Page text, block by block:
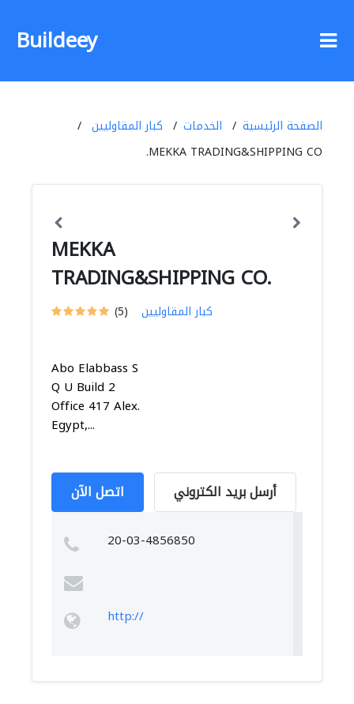
Buildeey
الصفحة الرئيسية الخدمات
كبار المقاوليين
MEKKA TRADING&SHIPPING CO.
MEKKA
TRADING&SHIPPING CO.
(5) كبار المقاوليين
Abo Elabbass S
Q U Build 2
Office 417 Alex.
Egypt,...
اتصل الآن أرسل بريد الكتروني
20-03-4856850
http://